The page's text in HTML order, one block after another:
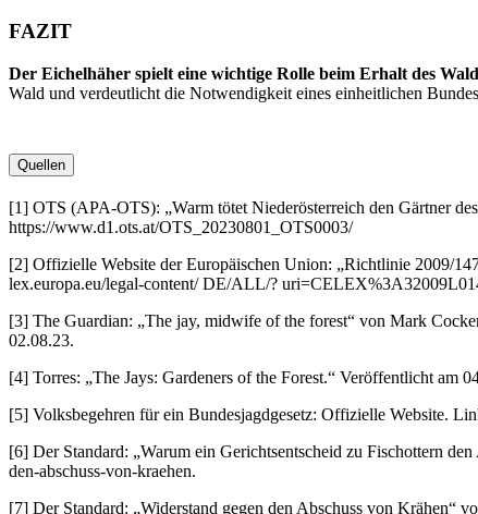
FAZIT
Der Eichelhäher spielt eine wichtige Rolle beim Erhalt des
Wald und verdeutlicht die Notwendigkeit eines einheitlichen
Quellen
[1] OTS (APA-OTS): „Warm tötet Niederösterreich den Gärtner
https://www.d1.ots.at/OTS_20230801_OTS0003/
[2] Offizielle Website der Europäischen Union: „Richtlinie 2009/
lex.europa.eu/legal-content/ DE/ALL/?
[3] The Guardian: „The jay, midwife of the forest“ von Mark
02.08.23.
[4] Torres: „The Jays: Gardeners of the Forest.“ Veröffentlicht am
[5] Volksbegehren für ein Bundesjagdgesetz: Offizielle Website.
[6] Der Standard: „Warum ein Gerichtsentscheid zu Fischottern
den-abschuss-von-kraehen.
[7] Der Standard: „Widerstand gegen den Abschuss von Krähen“